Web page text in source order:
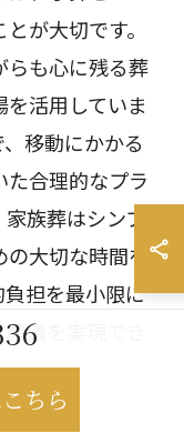
が大切です。
らも心に残る葬
活用していま
移動にかかる
合理的なプラ
族葬はシンプ
大切な時間を
担を最小限に
儀を実現でき
ちら